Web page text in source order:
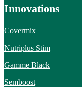
Innovations
Covermix
Nutriplus Stim
Gamme Black
Semboost